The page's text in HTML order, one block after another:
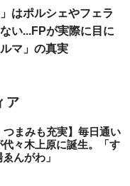
はポルシェやフェラ
い...FPが実際に目に
マ」の真実
つまみも充実】毎日通い
々木上原に誕生。「す
んがわ」